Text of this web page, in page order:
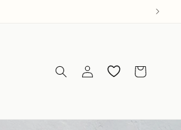
sessão
Os meus
favoritos
Carrinho